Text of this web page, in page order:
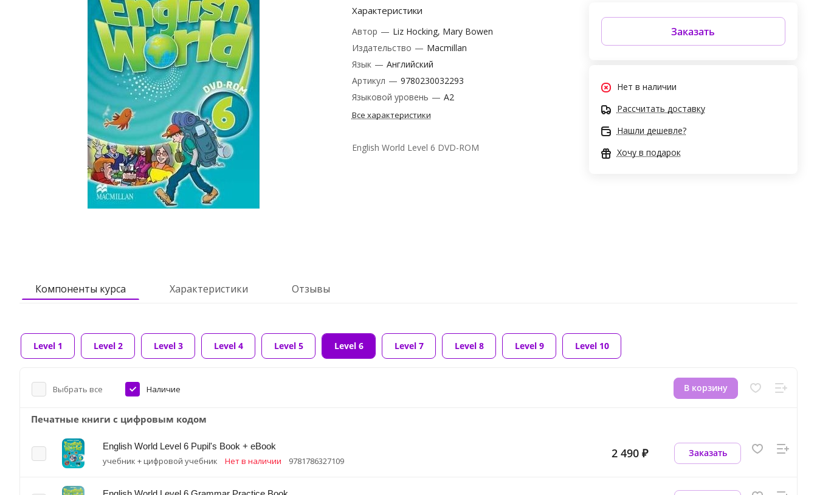
Характеристики
Автор — Liz Hocking, Mary Bowen
Издательство — Macmillan
Язык — Английский
Артикул — 9780230032293
Языковой уровень — A2
Все характеристики
English World Level 6 DVD-ROM
Заказать
Нет в наличии
Рассчитать доставку
Нашли дешевле?
Хочу в подарок
Компоненты курса Характеристики Отзывы
Level 1 Level 2 Level 3 Level 4 Level 5 Level 6 Level 7 Level 8 Level 9 Level 10
Выбрать все Наличие В корзину
Печатные книги с цифровым кодом
English World Level 6 Pupil's Book + eBook
учебник + цифровой учебник Нет в наличии 9781786327109
2 490 ₽ Заказать